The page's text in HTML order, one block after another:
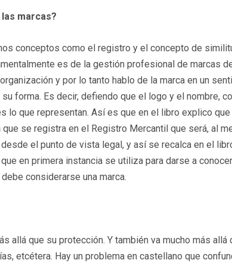
marcas?
conceptos como el registro y el concepto de
es de la gestión profesional de marcas
y por lo tanto hablo de la marca en un
forma. Es decir, defiendo que el logo y el nombre,
lo que representan. Así es que en el libro explico que
se registra en el Registro Mercantil que será, al
el punto de vista legal, y así se recalca en el
en primera instancia se utiliza para darse a
considerarse una marca.
allá que su protección. Y también va mucho más allá
etcétera. Hay un problema en castellano que